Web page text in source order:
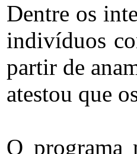
Dentre os
indivíduos
partir de
atestou que
O programa